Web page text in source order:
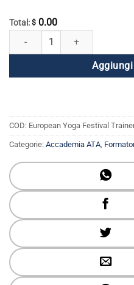
Total: $ 0.00
Forum dei formatori del Festival
COD: European Yoga Festival
Categorie: Accademia ATA